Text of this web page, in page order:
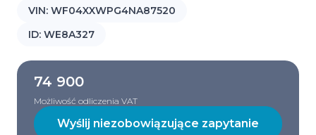
VIN: WF04XXWPG4NA87520
ID: WE8A327
74 900
Możliwość odliczenia VAT
Wyślij niezobowiązujące zapytanie